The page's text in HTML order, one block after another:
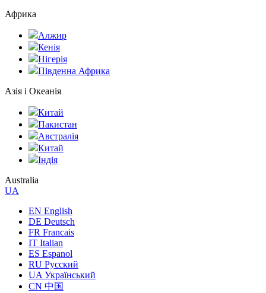
Африка
Алжир
Кенія
Нігерія
Південна Африка
Азія і Океанія
Китай
Пакистан
Австралія
Китай
Індія
Australia
UA
EN English
DE Deutsch
FR Francais
IT Italian
ES Espanol
RU Русский
UA Український
CN 中国